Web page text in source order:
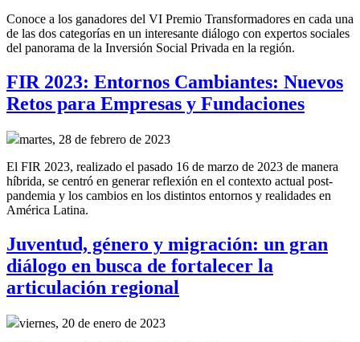
Conoce a los ganadores del VI Premio Transformadores en cada una
de las dos categorías en un interesante diálogo con expertos sociales
del panorama de la Inversión Social Privada en la región.
FIR 2023: Entornos Cambiantes: Nuevos
Retos para Empresas y Fundaciones
martes, 28 de febrero de 2023
El FIR 2023, realizado el pasado 16 de marzo de 2023 de manera
híbrida, se centró en generar reflexión en el contexto actual post-
pandemia y los cambios en los distintos entornos y realidades en
América Latina.
Juventud, género y migración: un gran
diálogo en busca de fortalecer la
articulación regional
viernes, 20 de enero de 2023